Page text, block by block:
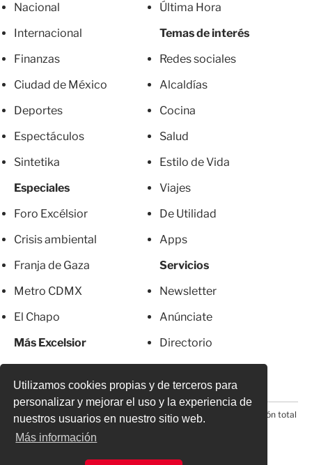
Utilizamos cookies propias y de terceros para
personalizar y mejorar el uso y la experiencia de
nuestros usuarios en nuestro sitio web.
Más información
Nacional
Internacional
Finanzas
Ciudad de México
Deportes
Espectáculos
Sintetika
Especiales
Foro Excélsior
Crisis ambiental
Franja de Gaza
Metro CDMX
El Chapo
Más Excelsior
Última Hora
Temas de interés
Redes sociales
Alcaldías
Cocina
Salud
Estilo de Vida
Viajes
De Utilidad
Apps
Servicios
Newsletter
Anúnciate
Directorio
© 2026 Todos los derechos reservados. Prohibida la reproducción total
o parcial, incluyendo cualquier medio electrónico*